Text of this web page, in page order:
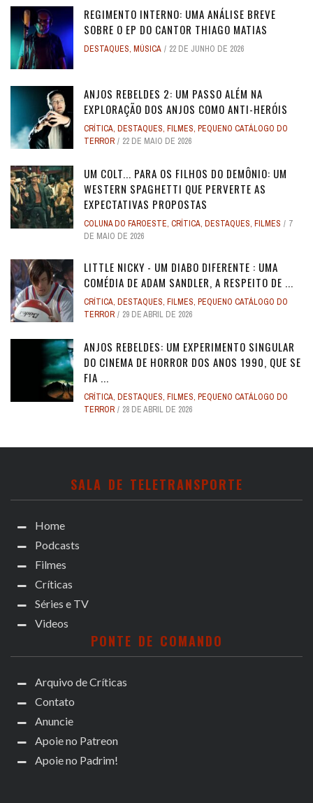
REGIMENTO INTERNO: UMA ANÁLISE BREVE
SOBRE O EP DO CANTOR THIAGO MATIAS
DESTAQUES, MÚSICA 22 DE JUNHO DE 2026
ANJOS REBELDES 2: UM PASSO ALÉM NA
EXPLORAÇÃO DOS ANJOS COMO ANTI-HERÓIS
CRÍTICA, DESTAQUES, FILMES, PEQUENO CATÁLOGO DO
TERROR
22 DE MAIO DE 2026
UM COLT... PARA OS FILHOS DO DEMÔNIO: UM
WESTERN SPAGHETTI QUE PERVERTE AS
EXPECTATIVAS PROPOSTAS
COLUNA DO FAROESTE, CRÍTICA, DESTAQUES, FILMES
7
DE MAIO DE 2026
LITTLE NICKY - UM DIABO DIFERENTE : UMA
COMÉDIA DE ADAM SANDLER, A RESPEITO DE ...
CRÍTICA, DESTAQUES, FILMES, PEQUENO CATÁLOGO DO
TERROR
29 DE ABRIL DE 2026
ANJOS REBELDES: UM EXPERIMENTO SINGULAR
DO CINEMA DE HORROR DOS ANOS 1990, QUE SE
FIA ...
CRÍTICA, DESTAQUES, FILMES, PEQUENO CATÁLOGO DO
TERROR
28 DE ABRIL DE 2026
SALA DE TELETRANSPORTE
Home
Podcasts
Filmes
Críticas
Séries e TV
Videos
PONTE DE COMANDO
Arquivo de Críticas
Contato
Anuncie
Apoie no Patreon
Apoie no Padrim!